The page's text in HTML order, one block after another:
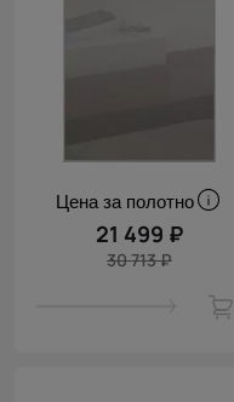
Цена за полотно
21 499 ₽
30 713 ₽